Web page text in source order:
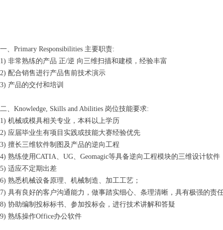
一、Primary Responsibilities 主要职责:
1) 非常熟练的产品 正/逆 向三维扫描和建模，经验丰富
2) 配合销售进行产品售前技术演示
3) 产品的交付和培训
二、Knowledge, Skills and Abilities 岗位技能要求:
1) 机械或模具相关专业，本科以上学历
2) 应届毕业生有项目实践或技能大赛经验优先
3) 擅长三维软件制图及产品的逆向工程
4) 熟练使用CATIA、UG、Geomagic等具备逆向工程模块的三维设计软件
5) 适应不定期出差
6) 熟悉机械设备原理、机械制造、加工工艺；
7) 具有良好的客户沟通能力，做事踏实细心、条理清晰，具有极强的责
8) 协助编制投标标书、参加投标会，进行技术讲解和答疑
9) 熟练操作Office办公软件